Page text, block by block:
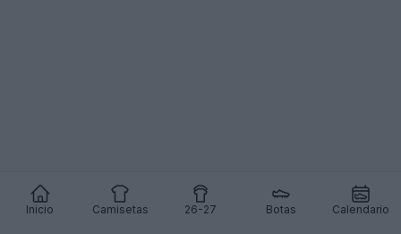
Inicio Camisetas 26-27 Botas Calendario